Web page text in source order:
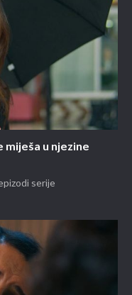
miješa u njezine
serije